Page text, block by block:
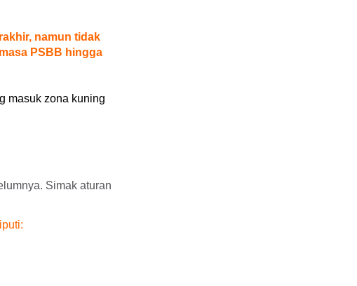
namun tidak
PSBB hingga
masuk zona kuning
Simak aturan